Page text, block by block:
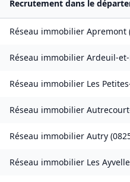
Recrutement dans le
Réseau immobilier Apremont
Réseau immobilier Ardeuil-
Réseau immobilier Les
Réseau immobilier
Réseau immobilier Autry (
Réseau immobilier Les